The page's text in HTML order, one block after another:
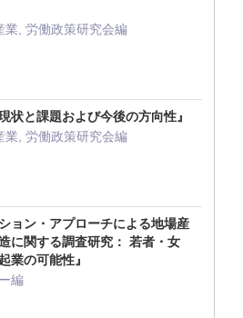
業, 労働政策研究会編
状と課題および今後の方向性』
業, 労働政策研究会編
ョン・アプローチによる地場産
に関する調査研究： 若者・女
業の可能性』
編